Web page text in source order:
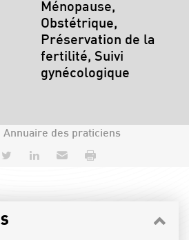
Ménopause,
Obstétrique,
Préservation de la
fertilité, Suivi
gynécologique
Annuaire des praticiens
sur Facebook
Partager sur Twitter
Partager sur LinkedIn
Envoyer par e-mail